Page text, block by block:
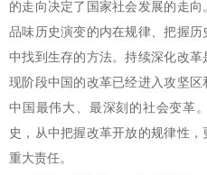
的走向决定了国家社会发展的走
品味历史演变的内在规律、把握
中找到生存的方法。持续深化改革
现阶段中国的改革已经进入攻坚
中国最伟大、最深刻的社会变革
史，从中把握改革开放的规律性
重大责任。